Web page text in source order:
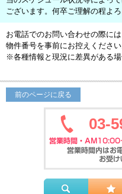
ございます。何卒ご理解の程よ
お電話でのお問い合わせの際には
物件番号を事前にお控えください
※各種情報と現況に差異がある場
前のページに戻る
03-